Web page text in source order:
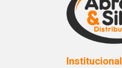
Institucional